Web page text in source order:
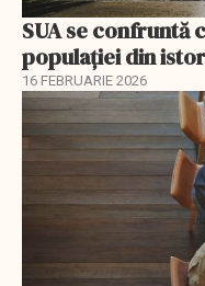
SUA se confruntă
populației din
16 FEBRUARIE 2026